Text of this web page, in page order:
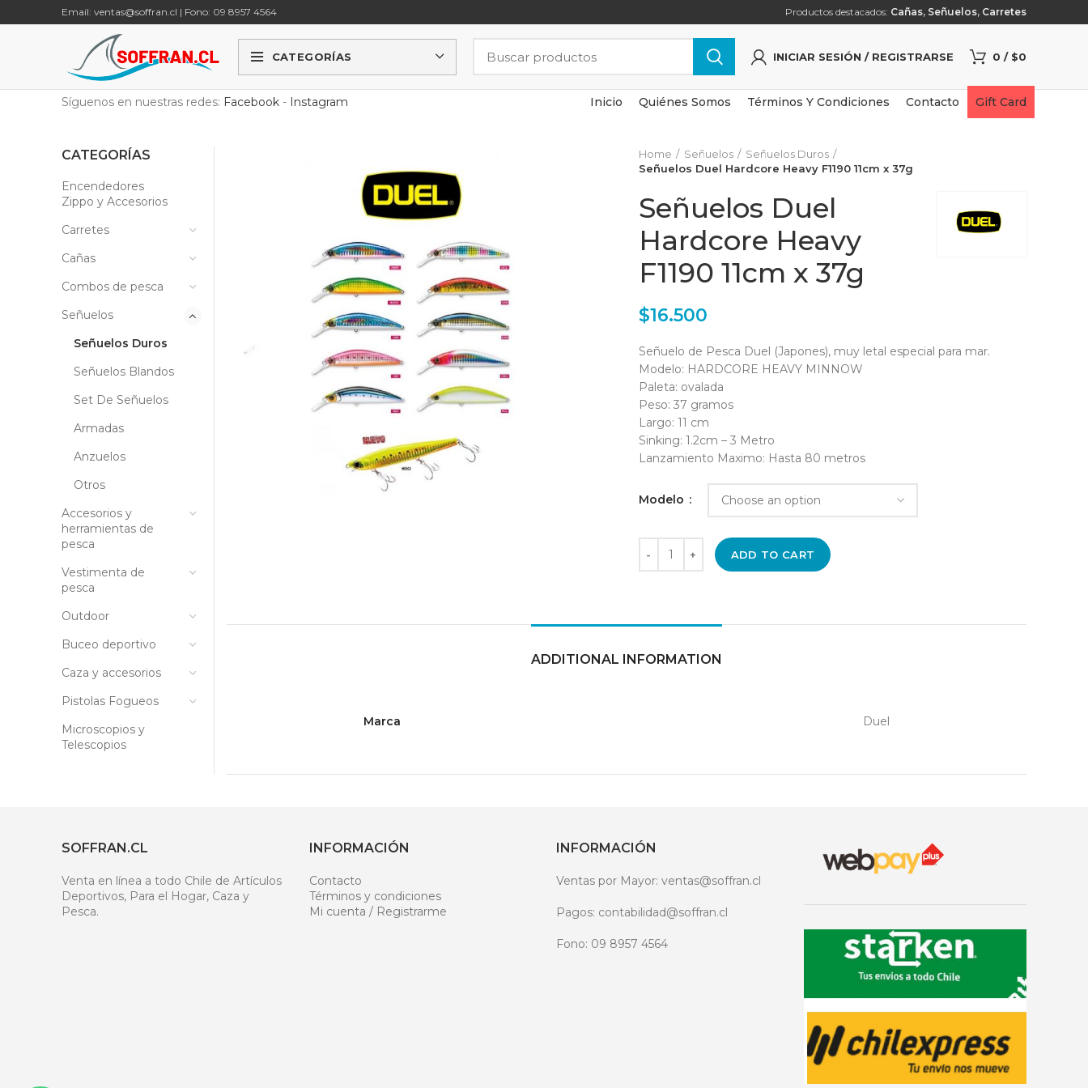
Email: ventas@soffran.cl | Fono: 09 8957 4564 Productos destacados: Cañas, Señuelos, Carretes
CATEGORÍAS INICIAR SESIÓN / REGISTRARSE 0 / $0
Síguenos en nuestras redes: Facebook - Instagram Inicio Quiénes Somos Términos Y Condiciones Contacto Gift Card
Home Señuelos
Señuelos Duros
Señuelos Duel Hardcore Heavy F1190 11cm x 37g
Señuelos Duel
Hardcore Heavy
F1190 11cm x 37g
$16.500
Señuelo de Pesca Duel (Japones), muy letal especial para mar.
Modelo: HARDCORE HEAVY MINNOW
Paleta: ovalada
Peso: 37 gramos
Largo: 11 cm
Sinking: 1.2cm – 3 Metro
Lanzamiento Maximo: Hasta 80 metros
Modelo
ADD TO CART
ADDITIONAL INFORMATION
Marca Duel
CATEGORÍAS
Encendedores
Zippo y Accesorios
Carretes
Cañas
Combos de pesca
Señuelos
Señuelos Duros
Señuelos Blandos
Set De Señuelos
Armadas
Anzuelos
Otros
Accesorios y
herramientas de
pesca
Vestimenta de
pesca
Outdoor
Buceo deportivo
Caza y accesorios
Pistolas Fogueos
Microscopios y
Telescopios
SOFFRAN.CL
Venta en línea a todo Chile de Artículos
Deportivos, Para el Hogar, Caza y
Pesca.
INFORMACIÓN
Contacto
Términos y condiciones
Mi cuenta / Registrarme
INFORMACIÓN
Ventas por Mayor: ventas@soffran.cl
Pagos: contabilidad@soffran.cl
Fono: 09 8957 4564